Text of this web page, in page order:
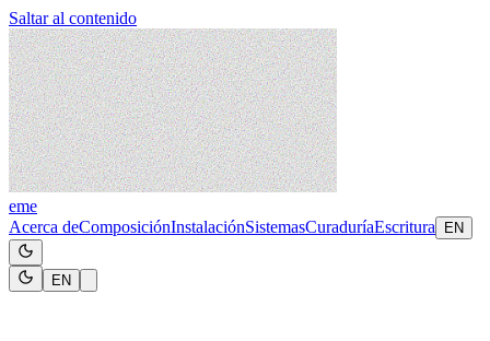
Saltar al contenido
eme
Acerca deComposiciónInstalaciónSistemasCuraduríaEscritura EN
EN